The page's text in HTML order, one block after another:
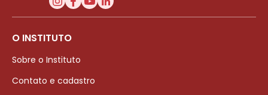
O INSTITUTO
Sobre o Instituto
Contato e cadastro